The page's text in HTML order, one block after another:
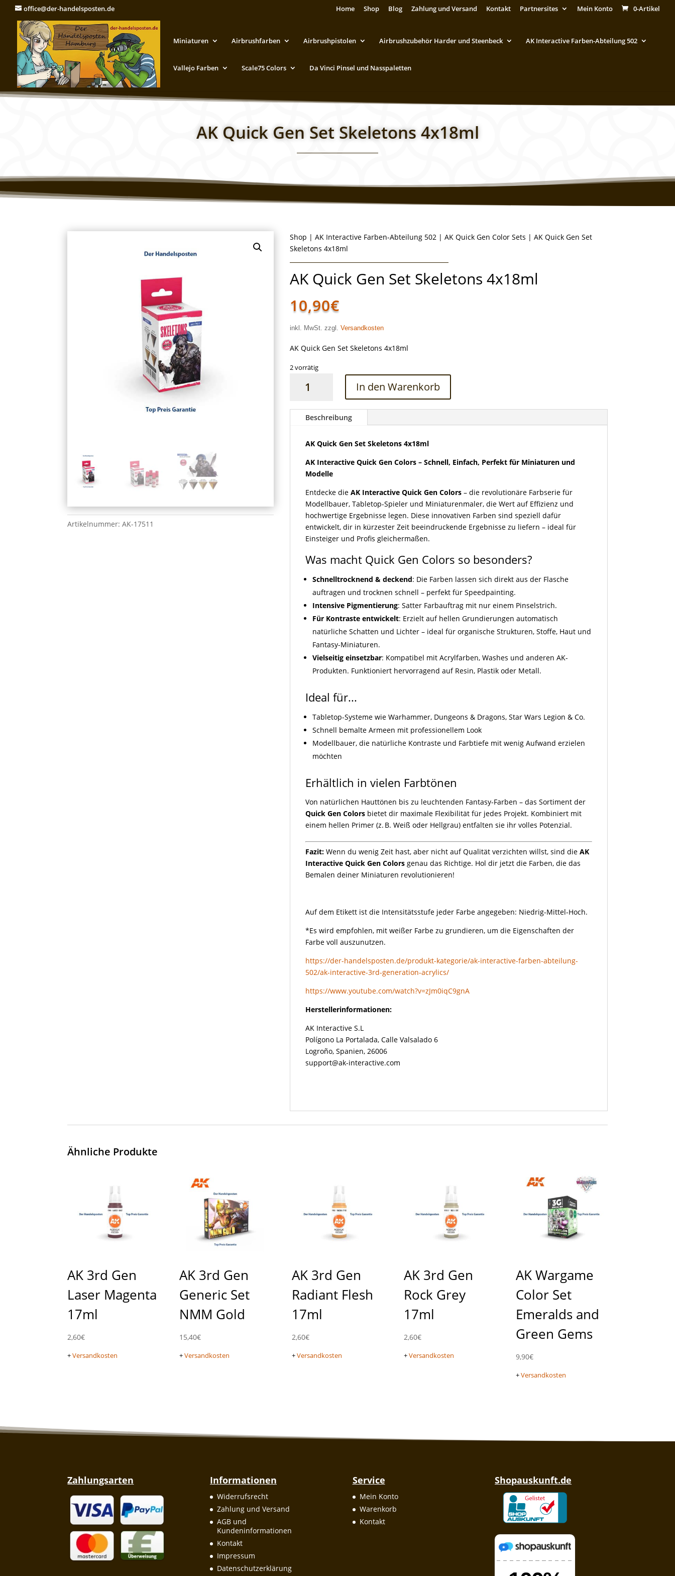
office@der-handelsposten.de Home Shop Blog Zahlung und Versand Kontakt Partnersites Mein Konto 0-Artikel
Miniaturen Airbrushfarben Airbrushpistolen Airbrushzubehör Harder und Steenbeck AK Interactive Farben-Abteilung 502
Vallejo Farben Scale75 Colors Da Vinci Pinsel und Nasspaletten
AK Quick Gen Set Skeletons 4x18ml
Artikelnummer:AK-17511
Shop |AK Interactive Farben-Abteilung 502 |AK Quick Gen Color Sets | AK Quick Gen Set
Skeletons 4x18ml
AK Quick Gen Set Skeletons 4x18ml
10,90€
inkl. MwSt. zzgl.Versandkosten
AK Quick Gen Set Skeletons 4x18ml
2 vorrätig
Quick
Set
Menge
In den Warenkorb
Beschreibung
AK Quick Gen Set Skeletons 4x18ml
AK Interactive Quick Gen Colors – Schnell, Einfach, Perfekt für Miniaturen und
Modelle
Entdecke dieAK Interactive Quick Gen Colors – die revolutionäre Farbserie für
Modellbauer, Tabletop-Spieler und Miniaturenmaler, die Wert auf Effizienz und
hochwertige Ergebnisse legen. Diese innovativen Farben sind speziell dafür
entwickelt, dir in kürzester Zeit beeindruckende Ergebnisse zu liefern – ideal für
Einsteiger und Profis gleichermaßen.
Was macht Quick Gen Colors so besonders?
Schnelltrocknend & deckend: Die Farben lassen sich direkt aus der Flasche
auftragen und trocknen schnell – perfekt für Speedpainting.
Intensive Pigmentierung: Satter Farbauftrag mit nur einem Pinselstrich.
Für Kontraste entwickelt: Erzielt auf hellen Grundierungen automatisch
natürliche Schatten und Lichter – ideal für organische Strukturen, Stoffe, Haut und
Fantasy-Miniaturen.
Vielseitig einsetzbar: Kompatibel mit Acrylfarben, Washes und anderen AK-
Produkten. Funktioniert hervorragend auf Resin, Plastik oder Metall.
Ideal für...
Tabletop-Systeme wie Warhammer, Dungeons & Dragons, Star Wars Legion & Co.
Schnell bemalte Armeen mit professionellem Look
Modellbauer, die natürliche Kontraste und Farbtiefe mit wenig Aufwand erzielen
möchten
Erhältlich in vielen Farbtönen
Von natürlichen Hauttönen bis zu leuchtenden Fantasy-Farben – das Sortiment der
Quick Gen Colors bietet dir maximale Flexibilität für jedes Projekt. Kombiniert mit
einem hellen Primer (z. B. Weiß oder Hellgrau) entfalten sie ihr volles Potenzial.
Fazit: Wenn du wenig Zeit hast, aber nicht auf Qualität verzichten willst, sind dieAK
Interactive Quick Gen Colors genau das Richtige. Hol dir jetzt die Farben, die das
Bemalen deiner Miniaturen revolutionieren!
Auf dem Etikett ist die Intensitätsstufe jeder Farbe angegeben: Niedrig-Mittel-Hoch.
*Es wird empfohlen, mit weißer Farbe zu grundieren, um die Eigenschaften der
Farbe voll auszunutzen.
https://der-handelsposten.de/produkt-kategorie/ak-interactive-farben-abteilung-
502/ak-interactive-3rd-generation-acrylics/
https://www.youtube.com/watch?v=zJm0iqC9gnA
Herstellerinformationen:
AK Interactive S.L
Polígono La Portalada, Calle Valsalado 6
Logroño, Spanien, 26006
support@ak-interactive.com
Ähnliche Produkte
AK 3rd Gen
Laser Magenta
17ml
2,60€
+Versandkosten
AK 3rd Gen
Generic Set
NMM Gold
15,40€
+Versandkosten
AK 3rd Gen
Radiant Flesh
17ml
2,60€
+Versandkosten
AK 3rd Gen
Rock Grey
17ml
2,60€
+Versandkosten
AK Wargame
Color Set
Emeralds and
Green Gems
9,90€
+Versandkosten
Zahlungsarten Informationen
Widerrufsrecht
Zahlung und Versand
AGB und
Kundeninformationen
Kontakt
Impressum
Datenschutzerklärung
Service
Mein Konto
Warenkorb
Kontakt
Shopauskunft.de